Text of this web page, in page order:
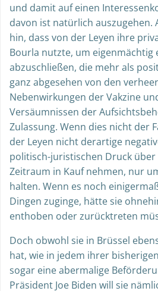
und damit auf einen
davon ist natürlich auszugehen.
hin, dass von der Leyen ihre
Bourla nutzte, um eigenmächtig
abzuschließen, die mehr als
ganz abgesehen von den
Nebenwirkungen der Vakzine
Versäumnissen der
Zulassung. Wenn dies nicht der
der Leyen nicht derartige
politisch-juristischen Druck über
Zeitraum in Kauf nehmen, nur
halten. Wenn es noch
Dingen zuginge, hätte sie
enthoben oder zurücktreten
Doch obwohl sie in Brüssel
hat, wie in jedem ihrer
sogar eine abermalige
Präsident Joe Biden will sie